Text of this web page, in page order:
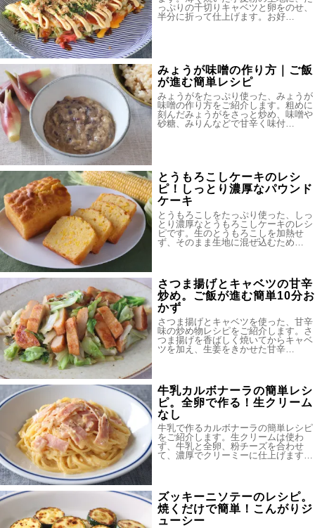
っぷりの千切りキャベツと卵をのせ、
半分に折って仕上げます。お好…
みょうが味噌の作り方｜ご飯
が進む簡単レシピ
みょうがをたっぷり使った、みょうが
味噌の作り方をご紹介します。粗めに
刻んだみょうがをさっと炒め、味噌や
砂糖、みりんなどで甘辛く味付…
とうもろこしケーキのレシ
ピ！しっとり濃厚なパウンド
ケーキ
とうもろこしをたっぷり使った、しっ
とり濃厚なとうもろこしケーキのレシ
ピです。生のとうもろこしを加熱せ
ず、そのまま生地に混ぜ込むため…
さつま揚げとキャベツの甘辛
炒め。ご飯が進む簡単10分お
かず
さつま揚げとキャベツを使った、甘辛
味の炒め物レシピをご紹介します。さ
つま揚げを香ばしく焼いてからキャベ
ツを加え、生姜をきかせた甘辛…
牛乳カルボナーラの簡単レシ
ピ。全卵で作る！生クリーム
なし
牛乳で作るカルボナーラの簡単レシピ
をご紹介します。生クリームは使わ
ず、牛乳と全卵、粉チーズを合わせ
て、濃厚でクリーミーに仕上げます…
ズッキーニソテーのレシピ。
焼くだけで簡単！こんがりジ
ューシー